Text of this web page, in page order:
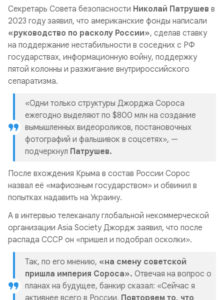
Секретарь Совета безопасности Николай Патрушев в
2023 году заявил, что американские фонды написали
«руководство по расколу России», сделав ставку
на поддержание нестабильности в соседних с РФ
государствах, информационную войну, поддержку
пятой колонны и разжигание внутрироссийского
сепаратизма.
«Одни только структуры Джорджа Сороса
ежегодно выделяют по $800 млн на создание
вымышленных видеороликов, постановочных
фотографий и фальшивок в соцсетях», —
подчеркнул Патрушев.
После вхождения Крыма в состав России Сорос
назвал её «мафиозным государством» и обвинил в
попытках надавить на Украину.
А в интервью телеканалу глобальной некоммерческой
организации Asia Society Джордж заявил, что после
распада СССР он «пришел и подобрал осколки».
Так, по его мнению, «на смену советской
пришла империя Сороса». Отвечая на вопрос о
планах на будущее, банкир сказал: «Сейчас я
активнее всего в России. Повторяем то, что